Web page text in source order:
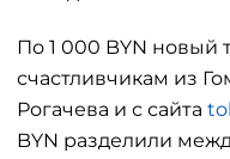
По 1 000 BYN новый
счастливчикам из
Рогачева и с сайта
BYN разделили